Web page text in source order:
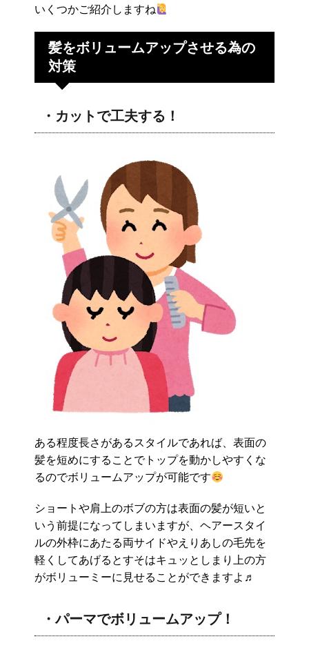
いくつかご紹介しますね
髪をボリュームアップさせる為の
対策
・カットで工夫する！
ある程度長さがあるスタイルであれば、表面の
髪を短めにすることでトップを動かしやすくな
るのでボリュームアップが可能です
ショートや肩上のボブの方は表面の髪が短いと
いう前提になってしまいますが、ヘアースタイ
ルの外枠にあたる両サイドやえりあしの毛先を
軽くしてあげるとすそはキュッとしまり上の方
がボリューミーに見せることができますよ♬
・パーマでボリュームアップ！